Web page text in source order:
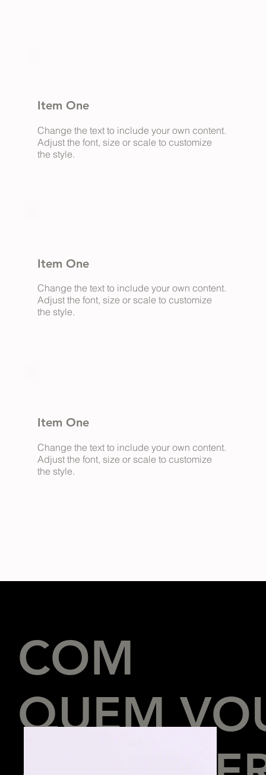
Item One
Change the text to include your own content.
Adjust the font, size or scale to customize
the style.
Item One
Change the text to include your own content.
Adjust the font, size or scale to customize
the style.
Item One
Change the text to include your own content.
Adjust the font, size or scale to customize
the style.
COM
QUEM